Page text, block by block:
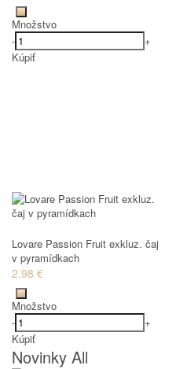
Množstvo
-
+
Kúpiť
Lovare Passion Fruit exkluz. čaj
v pyramídkach
2.98 €
Množstvo
-
+
Kúpiť
Novinky All